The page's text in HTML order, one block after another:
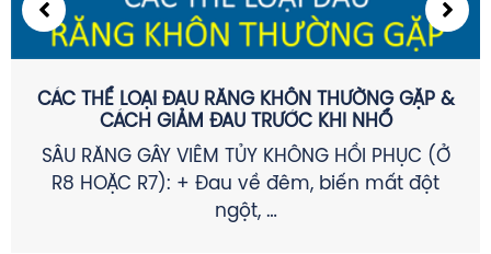
CÁC THỂ LOẠI ĐAU RĂNG KHÔN THƯỜNG GẶP &
CÁCH GIẢM ĐAU TRƯỚC KHI NHỔ
SÂU RĂNG GÂY VIÊM TỦY KHÔNG HỒI PHỤC (Ở
R8 HOẶC R7): + Đau về đêm, biến mất đột
ngột, …